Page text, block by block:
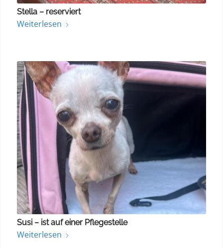
Stella – reserviert
Weiterlesen
Susi – ist auf einer Pflegestelle
Weiterlesen